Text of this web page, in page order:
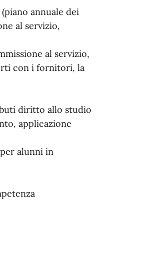
annuale dei
al servizio,
al servizio,
con i fornitori, la
diritto allo studio
applicazione
alunni in